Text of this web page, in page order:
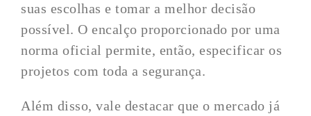
suas escolhas e tomar a melhor decisão
possível. O encalço proporcionado por uma
norma oficial permite, então, especificar os
projetos com toda a segurança.
Além disso, vale destacar que o mercado já